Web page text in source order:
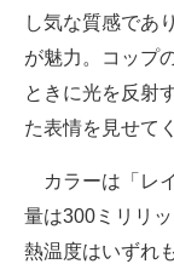
し気な質感であ
が魅力。コップ
ときに光を反射
た表情を見せて
カラーは「レ
量は300ミリリ
熱温度はいずれ